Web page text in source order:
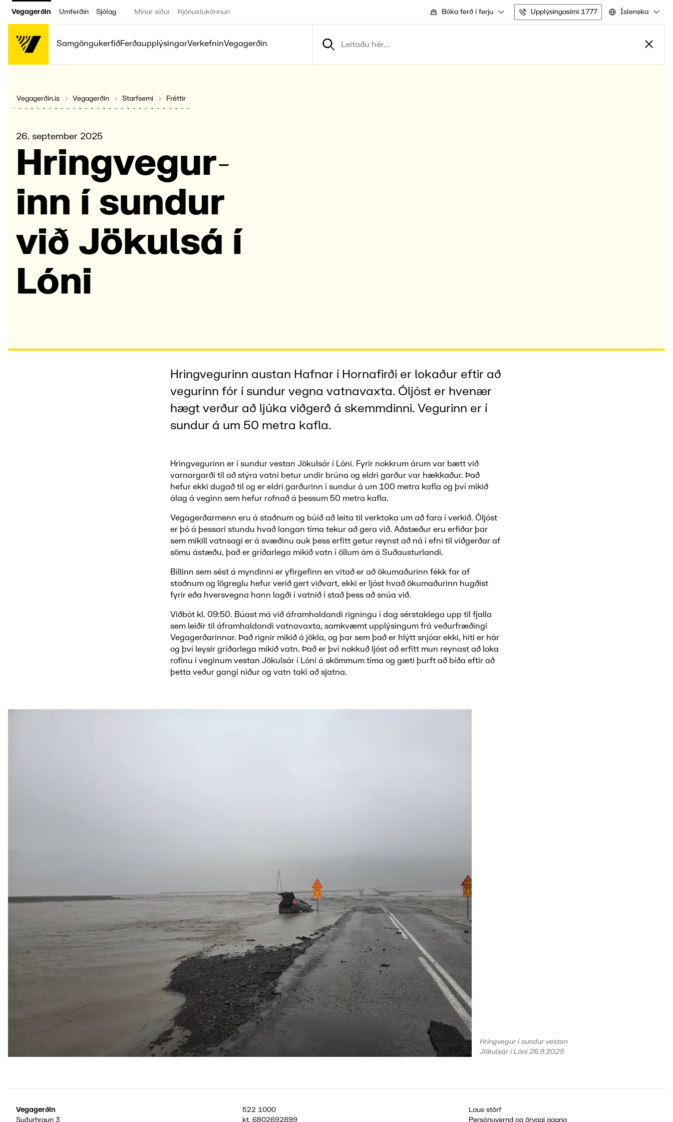
Vegagerðin Umferðin Sjólag Mínar síður Þjónustukönnun Bóka ferð í ferju Upplýsingasími 1777 Íslenska
SamgöngukerfiðFerðaupplýsingarVerkefninVegagerðin
Vegagerðin.is Vegagerðin Starfsemi Fréttir
26. september 2025
Hring­vegur­
inn í sundur
við Jökulsá í
Lóni
Hringvegurinn austan Hafnar í Hornafirði er lokaður eftir að
vegurinn fór í sundur vegna vatnavaxta. Óljóst er hvenær
hægt verður að ljúka viðgerð á skemmdinni. Vegurinn er í
sundur á um 50 metra kafla.
Hringvegurinn er í sundur vestan Jökulsár í Lóni. Fyrir nokkrum árum var bætt við
varnargarði til að stýra vatni betur undir brúna og eldri garður var hækkaður. Það
hefur ekki dugað til og er eldri garðurinn í sundur á um 100 metra kafla og því mikið
álag á veginn sem hefur rofnað á þessum 50 metra kafla.
Vegagerðarmenn eru á staðnum og búið að leita til verktaka um að fara í verkið. Óljóst
er þó á þessari stundu hvað langan tíma tekur að gera við. Aðstæður eru erfiðar þar
sem mikill vatnsagi er á svæðinu auk þess erfitt getur reynst að ná í efni til viðgerðar af
sömu ástæðu, það er gríðarlega mikið vatn í öllum ám á Suðausturlandi.
Bíllinn sem sést á myndinni er yfirgefinn en vitað er að ökumaðurinn fékk far af
staðnum og lögreglu hefur verið gert viðvart, ekki er ljóst hvað ökumaðurinn hugðist
fyrir eða hversvegna hann lagði í vatnið í stað þess að snúa við.
Viðbót kl. 09:50. Búast má við áframhaldandi rigningu í dag sérstaklega upp til fjalla
sem leiðir til áframhaldandi vatnavaxta, samkvæmt upplýsingum frá veðurfræðingi
Vegagerðarinnar. Það rignir mikið á jökla, og þar sem það er hlýtt snjóar ekki, hiti er hár
og því leysir gríðarlega mikið vatn. Það er því nokkuð ljóst að erfitt mun reynast að loka
rofinu í veginum vestan Jökulsár í Lóni á skömmum tíma og gæti þurft að bíða eftir að
þetta veður gangi niður og vatn taki að sjatna.
Hringvegur í sundur vestan
Jökulsár í Lóni 26.9.2025
Vegagerðin
Suðurhraun 3
522 1000
kt. 6802692899
Laus störf
Persónuvernd og öryggi gagna